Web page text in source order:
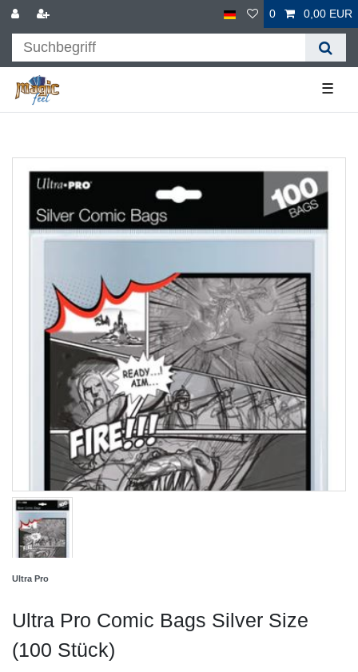
0 0,00 EUR
☰
Ultra Pro
Ultra Pro Comic Bags Silver Size
(100 Stück)